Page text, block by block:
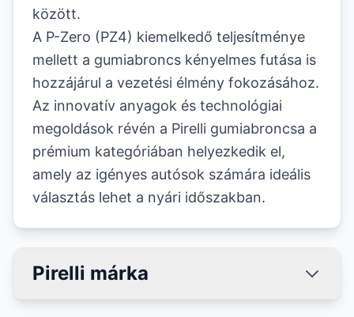
között.
A P-Zero (PZ4) kiemelkedő teljesítménye
mellett a gumiabroncs kényelmes futása is
hozzájárul a vezetési élmény fokozásához.
Az innovatív anyagok és technológiai
megoldások révén a Pirelli gumiabroncsa a
prémium kategóriában helyezkedik el,
amely az igényes autósok számára ideális
választás lehet a nyári időszakban.
Pirelli márka